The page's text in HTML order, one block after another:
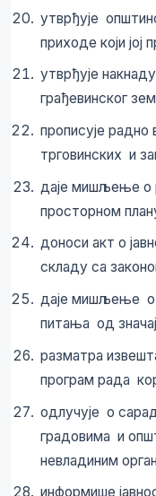
утврђује
приходе који јој
утврђује
грађевинског
прописује
трговинских и
даје мишљење о
просторном
доноси акт о
складу са
даје мишљење о
питања од
разматра
програм рада
одлучује о
градовима и
невладиним
информише